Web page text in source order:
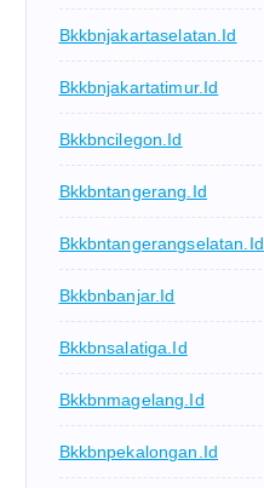
Bkkbnjakartaselatan.id
Bkkbnjakartatimur.id
Bkkbncilegon.id
Bkkbntangerang.id
Bkkbntangerangselatan.id
Bkkbnbanjar.id
Bkkbnsalatiga.id
Bkkbnmagelang.id
Bkkbnpekalongan.id